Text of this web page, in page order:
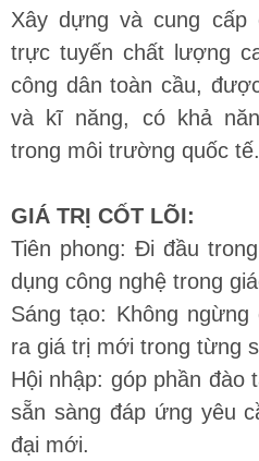
Xây dựng và cung
trực tuyến chất lượng
công dân toàn cầu,
và kĩ năng, có khả
trong môi trường quốc tế.
GIÁ TRỊ CỐT LÕI:
Tiên phong: Đi đầu
dụng công nghệ trong
Sáng tạo: Không
ra giá trị mới trong từng
Hội nhập: góp phần đào
sẵn sàng đáp ứng yêu
đại mới.